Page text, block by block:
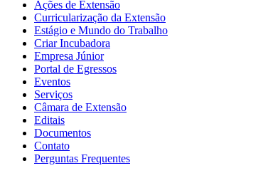
Ações de Extensão
Curricularização da Extensão
Estágio e Mundo do Trabalho
Criar Incubadora
Empresa Júnior
Portal de Egressos
Eventos
Serviços
Câmara de Extensão
Editais
Documentos
Contato
Perguntas Frequentes